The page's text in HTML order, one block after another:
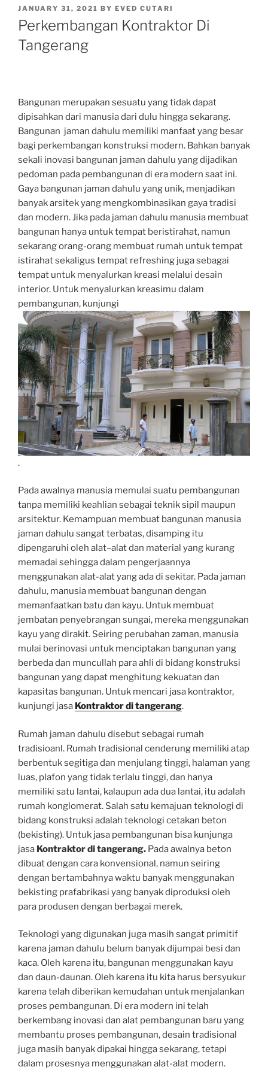
POSTED
ON
JANUARY 31, 2021 BY EVED CUTARI
Perkembangan Kontraktor Di
Tangerang
Bangunan merupakan sesuatu yang tidak dapat
dipisahkan dari manusia dari dulu hingga sekarang.
Bangunan jaman dahulu memiliki manfaat yang besar
bagi perkembangan konstruksi modern. Bahkan banyak
sekali inovasi bangunan jaman dahulu yang dijadikan
pedoman pada pembangunan di era modern saat ini.
Gaya bangunan jaman dahulu yang unik, menjadikan
banyak arsitek yang mengkombinasikan gaya tradisi
dan modern. Jika pada jaman dahulu manusia membuat
bangunan hanya untuk tempat beristirahat, namun
sekarang orang-orang membuat rumah untuk tempat
istirahat sekaligus tempat refreshing juga sebagai
tempat untuk menyalurkan kreasi melalui desain
interior. Untuk menyalurkan kreasimu dalam
pembangunan, kunjungi
.
Pada awalnya manusia memulai suatu pembangunan
tanpa memiliki keahlian sebagai teknik sipil maupun
arsitektur. Kemampuan membuat bangunan manusia
jaman dahulu sangat terbatas, disamping itu
dipengaruhi oleh alat–alat dan material yang kurang
memadai sehingga dalam pengerjaannya
menggunakan alat-alat yang ada di sekitar. Pada jaman
dahulu, manusia membuat bangunan dengan
memanfaatkan batu dan kayu. Untuk membuat
jembatan penyebrangan sungai, mereka menggunakan
kayu yang dirakit. Seiring perubahan zaman, manusia
mulai berinovasi untuk menciptakan bangunan yang
berbeda dan muncullah para ahli di bidang konstruksi
bangunan yang dapat menghitung kekuatan dan
kapasitas bangunan. Untuk mencari jasa kontraktor,
kunjungi jasa Kontraktor di tangerang.
Rumah jaman dahulu disebut sebagai rumah
tradisioanl. Rumah tradisional cenderung memiliki atap
berbentuk segitiga dan menjulang tinggi, halaman yang
luas, plafon yang tidak terlalu tinggi, dan hanya
memiliki satu lantai, kalaupun ada dua lantai, itu adalah
rumah konglomerat. Salah satu kemajuan teknologi di
bidang konstruksi adalah teknologi cetakan beton
(bekisting). Untuk jasa pembangunan bisa kunjunga
jasa Kontraktor di tangerang. Pada awalnya beton
dibuat dengan cara konvensional, namun seiring
dengan bertambahnya waktu banyak menggunakan
bekisting prafabrikasi yang banyak diproduksi oleh
para produsen dengan berbagai merek.
Teknologi yang digunakan juga masih sangat primitif
karena jaman dahulu belum banyak dijumpai besi dan
kaca. Oleh karena itu, bangunan menggunakan kayu
dan daun-daunan. Oleh karena itu kita harus bersyukur
karena telah diberikan kemudahan untuk menjalankan
proses pembangunan. Di era modern ini telah
berkembang inovasi dan alat pembangunan baru yang
membantu proses pembangunan, desain tradisional
juga masih banyak dipakai hingga sekarang, tetapi
dalam prosesnya menggunakan alat-alat modern.